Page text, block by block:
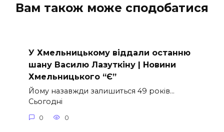
Вам також може сподобатися
У Хмельницькому віддали останню
шану Василю Лазуткіну | Новини
Хмельницького “Є”
Йому назавжди залишиться 49 років…
Сьогодні
0 0